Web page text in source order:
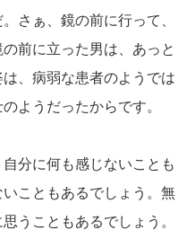
さぁ、鏡の前に行って、
前に立った男は、あっと
、病弱な患者のようでは
ようだったからです。
分に何も感じないことも
こともあるでしょう。無
うこともあるでしょう。